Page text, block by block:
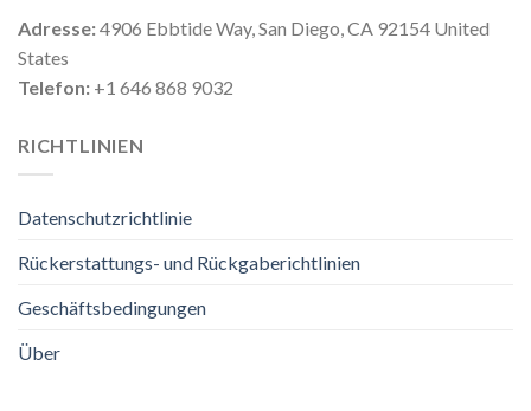
Adresse:4906 Ebbtide Way, San Diego, CA 92154 United
States
Telefon: +1 646 868 9032
RICHTLINIEN
Datenschutzrichtlinie
Rückerstattungs- und Rückgaberichtlinien
Geschäftsbedingungen
Über